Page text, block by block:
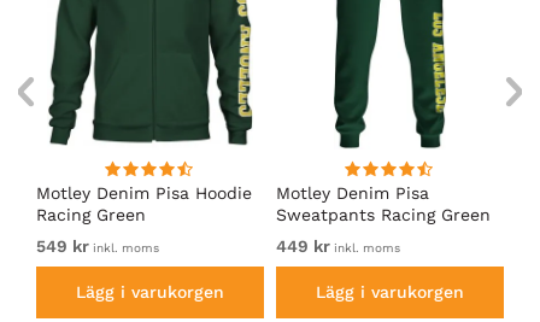
Motley Denim Pisa Hoodie
Racing Green
549 kr inkl. moms
Lägg i varukorgen
Motley Denim Pisa
Sweatpants Racing Green
449 kr inkl. moms
Lägg i varukorgen